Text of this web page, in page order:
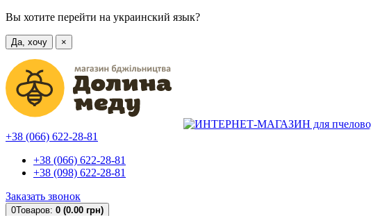
Вы хотите перейти на украинский язык?
Да, хочу ×
+38 (066) 622-28-81
+38 (066) 622-28-81
+38 (098) 622-28-81
Заказать звонок
0Товаров: 0 (0.00 грн)